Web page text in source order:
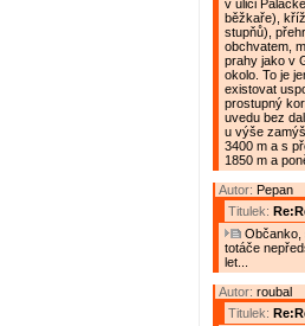
v ulici
běžkaře),
stupňů),
obchvatem,
prahy jako v
okolo. To je
existovat
prostupný
uvedu bez
u výše
3400 m a s
1850 m a
Autor: Pepan
Titulek:
Občanko,
totáče
let...
Autor: roubal
Titulek: